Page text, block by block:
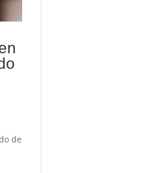
de